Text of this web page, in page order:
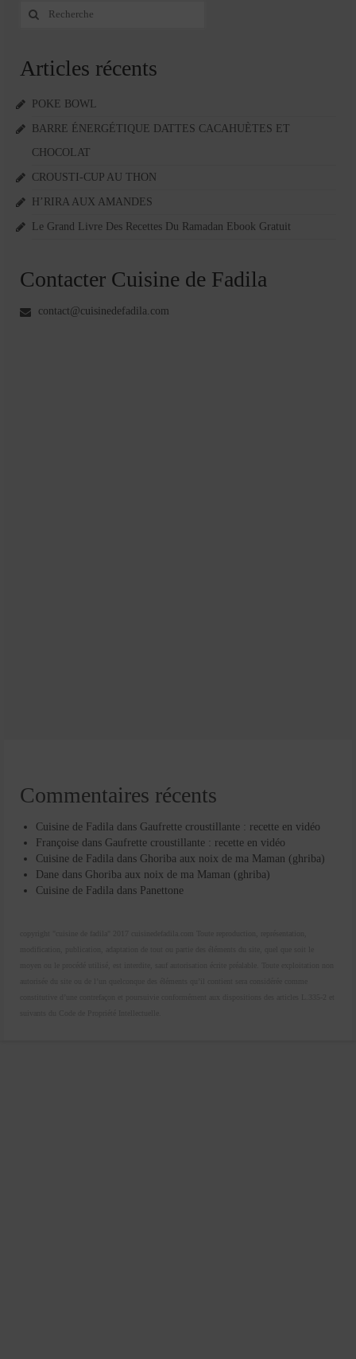
Rechercher
Articles récents
POKE BOWL
BARRE ÉNERGÉTIQUE DATTES CACAHUÈTES ET
CHOCOLAT
CROUSTI-CUP AU THON
H’RIRA AUX AMANDES
Le Grand Livre Des Recettes Du Ramadan Ebook Gratuit
Contacter Cuisine de Fadila
contact@cuisinedefadila.com
Commentaires récents
Cuisine de Fadila dans Gaufrette croustillante : recette en vidéo
Françoise dans Gaufrette croustillante : recette en vidéo
Cuisine de Fadila dans Ghoriba aux noix de ma Maman (ghriba)
Dane dans Ghoriba aux noix de ma Maman (ghriba)
Cuisine de Fadila dans Panettone